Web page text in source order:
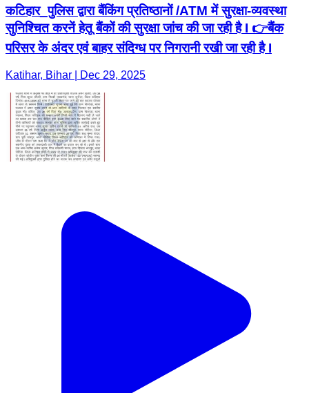
कटिहार_पुलिस द्वारा बैंकिंग प्रतिष्ठानों /ATM में सुरक्षा-व्यवस्था
सुनिश्चित करनें हेतू बैंकों की सुरक्षा जांच की जा रही है I 👉बैंक
परिसर के अंदर एवं बाहर संदिग्ध पर निगरानी रखी जा रही है I
Katihar, Bihar | Dec 29, 2025